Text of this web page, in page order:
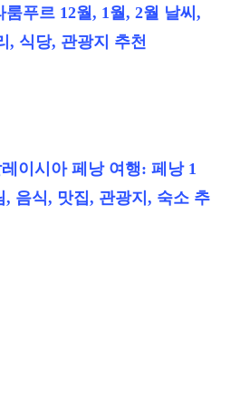
푸르 12월, 1월, 2월 날씨,
, 식당, 관광지 추천
레이시아 페낭 여행: 페낭 1
, 음식, 맛집, 관광지, 숙소 추